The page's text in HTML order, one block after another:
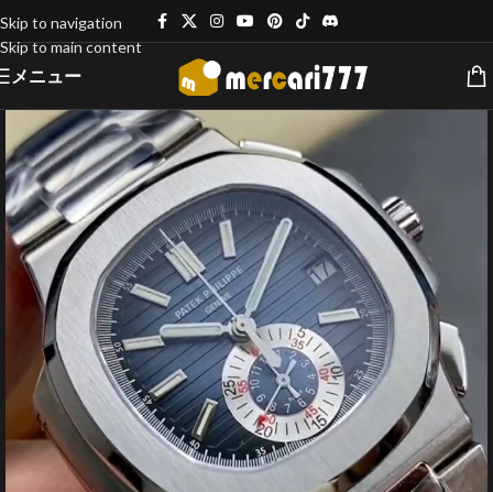
Skip to navigation
Skip to main content
メニュー